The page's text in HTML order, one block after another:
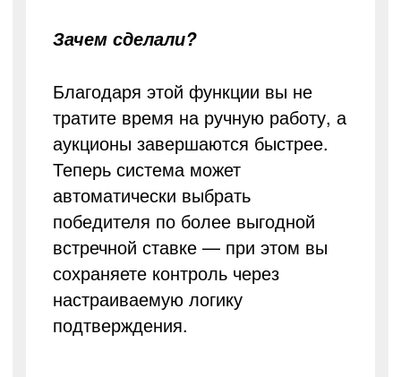
Зачем сделали?
Благодаря этой функции вы не
тратите время на ручную работу, а
аукционы завершаются быстрее.
Теперь система может
автоматически выбрать
победителя по более выгодной
встречной ставке — при этом вы
сохраняете контроль через
настраиваемую логику
подтверждения.